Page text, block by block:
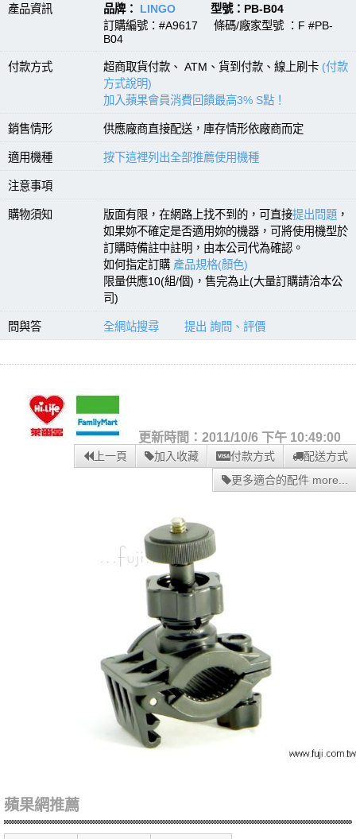
產品資訊 品牌： LINGO 型號：PB-B04
訂購編號：#A9617 條碼/廠家型號 ：F #PB-
B04
付款方式 超商取貨付款、 ATM、貨到付款、線上刷卡 (付款
方式說明)
加入蘋果會員消費回饋最高3% S點！
銷售情形 供應廠商直接配送，庫存情形依廠商而定
適用機種 按下這裡列出全部推薦使用機種
注意事項
購物須知 版面有限，在網路上找不到的，可直接提出問題 ，
如果妳不確定是否適用妳的機器，可將使用機型於
訂購時備註中註明，由本公司代為確認。
如何指定訂購 產品規格(顏色)
限量供應10(組/個)，售完為止(大量訂購請洽本公
司)
問與答 全網站搜尋 提出 詢問、評價
更新時間：2011/10/6 下午 10:49:00
上一頁 加入收藏 付款方式
配送方式
更多適合的配件 more...
蘋果網推薦